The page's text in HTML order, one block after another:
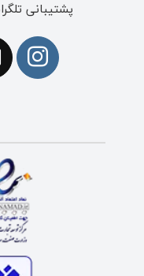
پشتیبانی